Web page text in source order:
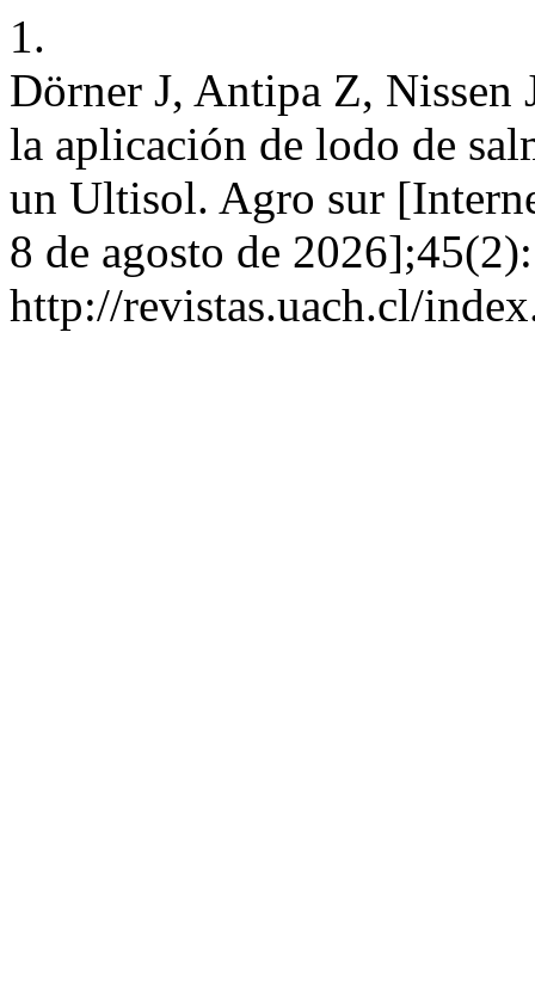
1.
Dörner J, Antipa Z, Nissen
la aplicación de lodo de
un Ultisol. Agro sur
8 de agosto de
http://revistas.uach.cl/